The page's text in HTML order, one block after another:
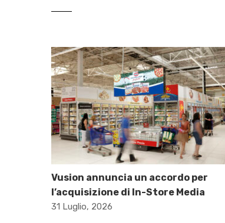
Vusion annuncia un accordo per
l’acquisizione di In-Store Media
31 Luglio, 2026